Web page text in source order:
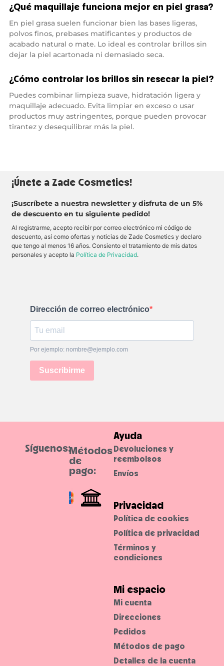
¿Qué maquillaje funciona mejor en piel grasa?
En piel grasa suelen funcionar bien las bases ligeras,
polvos finos, prebases matificantes y productos de
acabado natural o mate. Lo ideal es controlar brillos sin
dejar la piel acartonada ni demasiado seca.
¿Cómo controlar los brillos sin resecar la piel?
Puedes combinar limpieza suave, hidratación ligera y
maquillaje adecuado. Evita limpiar en exceso o usar
productos muy astringentes, porque pueden provocar
tirantez y desequilibrar más la piel.
¡Únete a Zade Cosmetics!
¡Suscríbete a nuestra newsletter y disfruta de un 5%
de descuento en tu siguiente pedido!
Al registrarme, acepto recibir por correo electrónico mi código de
descuento, así como ofertas y noticias de Zade Cosmetics y declaro
que tengo al menos 16 años. Consiento el tratamiento de mis datos
personales y acepto la Política de Privacidad.
Dirección de correo electrónico
Por ejemplo: nombre@ejemplo.com
Suscribirme
Ayuda
Devoluciones y
reembolsos
Envíos
Privacidad
Política de cookies
Política de privacidad
Términos y
condiciones
Mi espacio
Mi cuenta
Direcciones
Pedidos
Métodos de pago
Detalles de la cuenta
Síguenos:Métodos
de
pago: